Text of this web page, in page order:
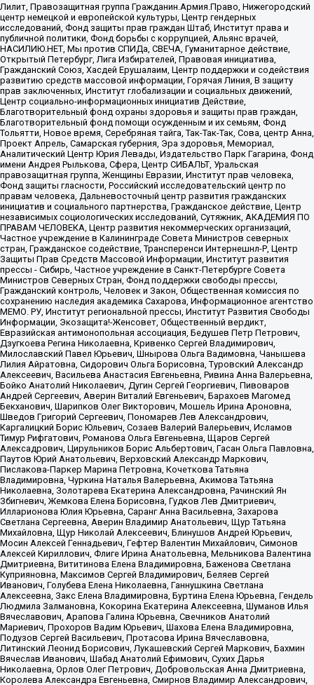
Лилит, Правозащитная группа Гражданин.Армия.Право, Нижегородский
центр немецкой и европейской культуры, Центр гендерных
исследований, Фонд защиты прав граждан Штаб, Институт права и
публичной политики, Фонд борьбы с коррупцией, Альянс врачей,
НАСИЛИЮ.НЕТ, Мы против СПИДа, СВЕЧА, Гуманитарное действие,
Открытый Петербург, Лига Избирателей, Правовая инициатива,
Гражданский Союз, Хасдей Ерушалаим, Центр поддержки и содействия
развитию средств массовой информации, Горячая Линия, В защиту
прав заключенных, Институт глобализации и социальных движений,
Центр социально-информационных инициатив Действие,
Благотворительный фонд охраны здоровья и защиты прав граждан,
Благотворительный фонд помощи осужденным и их семьям, Фонд
Тольятти, Новое время, Серебряная тайга, Так-Так-Так, Сова, центр Анна,
Проект Апрель, Самарская губерния, Эра здоровья, Мемориал,
Аналитический Центр Юрия Левады, Издательство Парк Гагарина, Фонд
имени Андрея Рылькова, Сфера, Центр СИБАЛЬТ, Уральская
правозащитная группа, Женщины Евразии, Институт прав человека,
Фонд защиты гласности, Российский исследовательский центр по
правам человека, Дальневосточный центр развития гражданских
инициатив и социального партнерства, Гражданское действие, Центр
независимых социологических исследований, Сутяжник, АКАДЕМИЯ ПО
ПРАВАМ ЧЕЛОВЕКА, Центр развития некоммерческих организаций,
Частное учреждение в Калининграде Совета Министров северных
стран, Гражданское содействие, Трансперенси Интернешнл-Р, Центр
Защиты Прав Средств Массовой Информации, Институт развития
прессы - Сибирь, Частное учреждение в Санкт-Петербурге Совета
Министров Северных Стран, Фонд поддержки свободы прессы,
Гражданский контроль, Человек и Закон, Общественная комиссия по
сохранению наследия академика Сахарова, Информационное агентство
МЕМО. РУ, Институт региональной прессы, Институт Развития Свободы
Информации, Экозащита!-Женсовет, Общественный вердикт,
Евразийская антимонопольная ассоциация, Бедушев Петр Петрович,
Дзугкоева Регина Николаевна, Кривенко Сергей Владимирович,
Милославский Павел Юрьевич, Шнырова Ольга Вадимовна, Чанышева
Лилия Айратовна, Сидорович Ольга Борисовна, Туровский Александр
Алексеевич, Васильева Анастасия Евгеньевна, Ривина Анна Валерьевна,
Бойко Анатолий Николаевич, Дугин Сергей Георгиевич, Пивоваров
Андрей Сергеевич, Аверин Виталий Евгеньевич, Барахоев Магомед
Бекханович, Шарипков Олег Викторович, Мошель Ирина Ароновна,
Шведов Григорий Сергеевич, Пономарев Лев Александрович,
Каргалицкий Борис Юльевич, Созаев Валерий Валерьевич, Исламов
Тимур Рифгатович, Романова Ольга Евгеньевна, Щаров Сергей
Алексадрович, Цирульников Борис Альбертович, Гасан Ольга Павловна,
Паутов Юрий Анатольевич, Верховский Александр Маркович,
Пислакова-Паркер Марина Петровна, Кочеткова Татьяна
Владимировна, Чуркина Наталья Валерьевна, Акимова Татьяна
Николаевна, Золотарева Екатерина Александровна, Рачинский Ян
Збигневич, Жемкова Елена Борисовна, Гудков Лев Дмитриевич,
Илларионова Юлия Юрьевна, Саранг Анна Васильевна, Захарова
Светлана Сергеевна, Аверин Владимир Анатольевич, Щур Татьяна
Михайловна, Щур Николай Алексеевич, Блинушов Андрей Юрьевич,
Мосин Алексей Геннадьевич, Гефтер Валентин Михайлович, Симонов
Алексей Кириллович, Флиге Ирина Анатольевна, Мельникова Валентина
Дмитриевна, Вититинова Елена Владимировна, Баженова Светлана
Куприяновна, Максимов Сергей Владимирович, Беляев Сергей
Иванович, Голубева Елена Николаевна, Ганнушкина Светлана
Алексеевна, Закс Елена Владимировна, Буртина Елена Юрьевна, Гендель
Людмила Залмановна, Кокорина Екатерина Алексеевна, Шуманов Илья
Вячеславович, Арапова Галина Юрьевна, Свечников Анатолий
Мариевич, Прохоров Вадим Юрьевич, Шахова Елена Владимировна,
Подузов Сергей Васильевич, Протасова Ирина Вячеславовна,
Литинский Леонид Борисович, Лукашевский Сергей Маркович, Бахмин
Вячеслав Иванович, Шабад Анатолий Ефимович, Сухих Дарья
Николаевна, Орлов Олег Петрович, Добровольская Анна Дмитриевна,
Королева Александра Евгеньевна, Смирнов Владимир Александрович,